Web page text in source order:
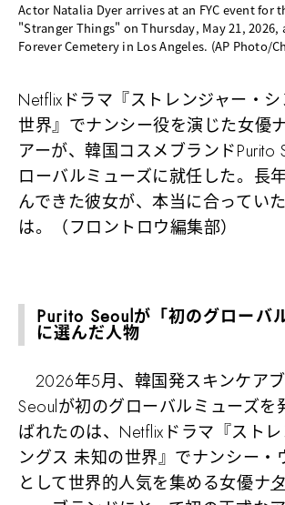
Actor Natalia Dyer arrives at an FYC event for
"Stranger Things" on Thursday, May 21,
Forever Cemetery in Los Angeles. (AP Photo/
Netflixドラマ『ストレンジャー・
世界』でナンシー役を演じた女優
アーが、韓国コスメブランドPurito
ローバルミューズに就任した。長
んできた彼女が、本当に合ってい
は。（フロントロウ編集部）
Purito Seoulが「初のグローバ
に選んだ人物
2026年5月、韓国発スキンケア
Seoulが初のグローバルミューズを
ばれたのは、Netflixドラマ『スト
ングス 未知の世界』でナンシー・
として世界的人気を集める女優ナ